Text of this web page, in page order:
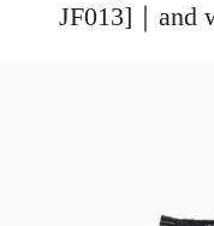
JF013]｜and